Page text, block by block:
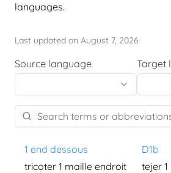
languages.
Last updated on August 7, 2026
Source language Target
1 end dessous
D1b
tricoter 1 maille endroit
tejer